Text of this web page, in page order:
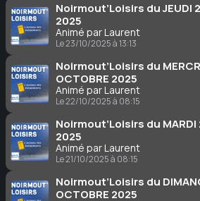
Noirmout’Loisirs du JEUDI
2025
Animé par Laurent
Le 23/10/2025 à 13:13
Noirmout’Loisirs du
OCTOBRE 2025
Animé par Laurent
Le 22/10/2025 à 08:15
Noirmout’Loisirs du MARDI
2025
Animé par Laurent
Le 21/10/2025 à 08:15
Noirmout’Loisirs du
OCTOBRE 2025